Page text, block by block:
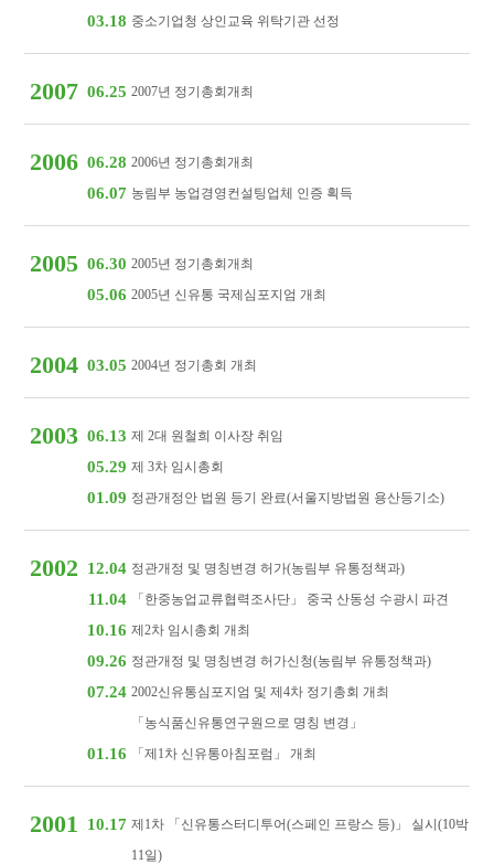
03.18 중소기업청 상인교육 위탁기관 선정
2007 06.25 2007년 정기총회개최
2006 06.28 2006년 정기총회개최
06.07 농림부 농업경영컨설팅업체 인증 획득
2005 06.30 2005년 정기총회개최
05.06 2005년 신유통 국제심포지엄 개최
2004 03.05 2004년 정기총회 개최
2003 06.13 제 2대 원철희 이사장 취임
05.29 제 3차 임시총회
01.09 정관개정안 법원 등기 완료(서울지방법원 용산등기소)
2002 12.04 정관개정 및 명칭변경 허가(농림부 유통정책과)
11.04 「한중농업교류협력조사단」 중국 산동성 수광시 파견
10.16 제2차 임시총회 개최
09.26 정관개정 및 명칭변경 허가신청(농림부 유통정책과)
07.24 2002신유통심포지엄 및 제4차 정기총회 개최
「농식품신유통연구원으로 명칭 변경」
01.16 「제1차 신유통아침포럼」 개최
2001 10.17 제1차 「신유통스터디투어(스페인 프랑스 등)」 실시(10박
11일)